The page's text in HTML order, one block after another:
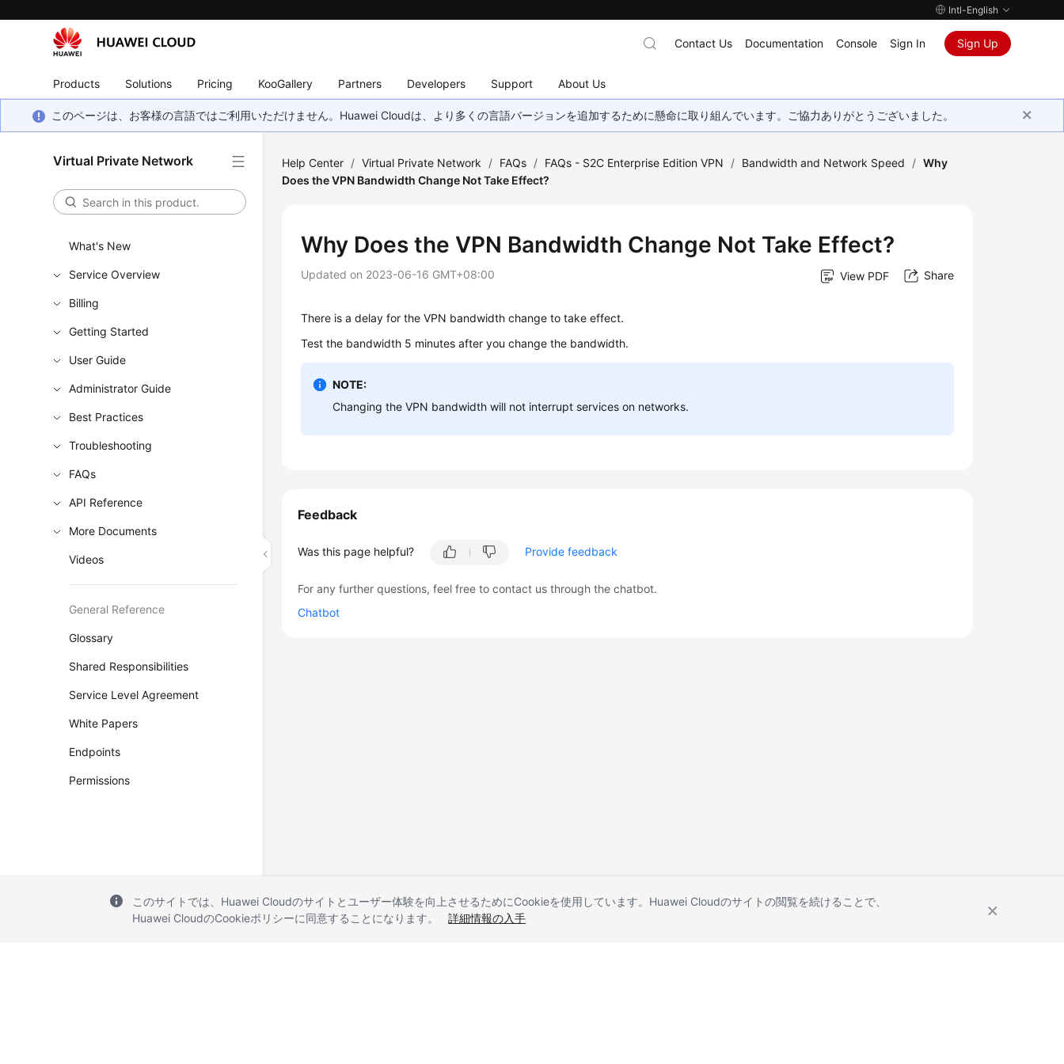
Intl-English
Products Solutions Pricing KooGallery Partners Developers Support About Us
Contact Us Documentation Console Sign In Sign Up
このページは、お客様の言語ではご利用いただけません。Huawei Cloudは、より多くの言語バージョンを追加するために懸命に取り組んでいます。ご協力ありがとうございました。
Virtual Private Network
What's New
Service Overview
Billing
Getting Started
User Guide
Administrator Guide
Best Practices
Troubleshooting
FAQs
API Reference
More Documents
Videos
General Reference
Glossary
Shared Responsibilities
Service Level Agreement
White Papers
Endpoints
Permissions
Help Center / Virtual Private Network / FAQs / FAQs - S2C Enterprise Edition VPN / Bandwidth and Network Speed / Why
Does the VPN Bandwidth Change Not Take Effect?
Why Does the VPN Bandwidth Change Not Take Effect?
Updated on 2023-06-16 GMT+08:00 View PDF Share
There is a delay for the VPN bandwidth change to take effect.
Test the bandwidth 5 minutes after you change the bandwidth.
NOTE:
Changing the VPN bandwidth will not interrupt services on networks.
Feedback
Was this page helpful? Provide feedback
For any further questions, feel free to contact us through the chatbot.
Chatbot
このサイトでは、Huawei Cloudのサイトとユーザー体験を向上させるためにCookieを使用しています。Huawei Cloudのサイトの閲覧を続けることで、
Huawei CloudのCookieポリシーに同意することになります。
詳細情報の入手